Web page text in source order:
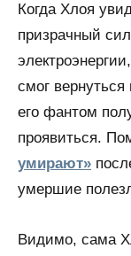
Когда Хлоя
призрачный
смог
его фантом
проявиться.
умирают»
умершие
Видимо, сама